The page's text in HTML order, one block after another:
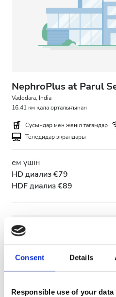
Consent Details
Responsible use of your data
100 - 200 EUR
300+ EUR
Ауысымдар
Рейтинг
NephroPlus at Parul
Vadodara, India
16.41 км қала орталығынан
Сусындар мен жеңіл тағамдар
Теледидар экрандары
ем үшін
HD диализ €79
HDF диализ €89